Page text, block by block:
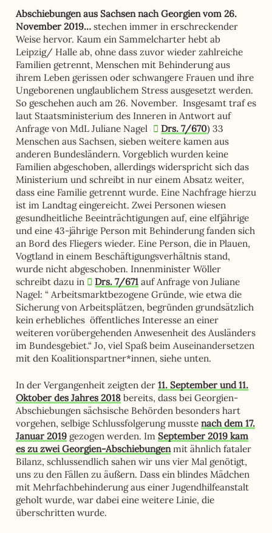
Abschiebungen aus Sachsen nach Georgien vom 26.
November 2019…stechen immer in erschreckender
Weise hervor. Kaum ein Sammelcharter hebt ab
Leipzig/ Halle ab, ohne dass zuvor wieder zahlreiche
Familien getrennt, Menschen mit Behinderung aus
ihrem Leben gerissen oder schwangere Frauen und ihre
Ungeborenen unglaublichem Stress ausgesetzt werden.
So geschehen auch am 26. November. Insgesamt traf es
laut Staatsministerium des Inneren in Antwort auf
Anfrage von MdL Juliane Nagel (
Drs. 7/670) 33
Menschen aus Sachsen, sieben weitere kamen aus
anderen Bundesländern. Vorgeblich wurden keine
Familien abgeschoben, allerdings widerspricht sich das
Ministerium und schreibt in nur einem Absatz weiter,
dass eine Familie getrennt wurde. Eine Nachfrage hierzu
ist im Landtag eingereicht. Zwei Personen wiesen
gesundheitliche Beeinträchtigungen auf, eine elfjährige
und eine 43-jährige Person mit Behinderung fanden sich
an Bord des Fliegers wieder. Eine Person, die in Plauen,
Vogtland in einem Beschäftigungsverhältnis stand,
wurde nicht abgeschoben. Innenminister Wöller
schreibt dazu in
Drs. 7/671 auf Anfrage von Juliane
Nagel: “ Arbeitsmarktbezogene Gründe, wie etwa die
Sicherung von Arbeitsplätzen, begründen grundsätzlich
kein erhebliches öffentliches Interesse an einer
weiteren vorübergehenden Anwesenheit des Ausländers
im Bundesgebiet.“ Jo, viel Spaß beim Auseinandersetzen
mit den Koalitionspartner*innen, siehe unten.
In der Vergangenheit zeigten der 11. September und 11.
Oktober des Jahres 2018bereits, dass bei Georgien-
Abschiebungen sächsische Behörden besonders hart
vorgehen, selbige Schlussfolgerung musste nach dem 17.
Januar 2019gezogen werden. Im September 2019 kam
es zu zwei Georgien-Abschiebungenmit ähnlich fataler
Bilanz, schlussendlich sahen wir uns vier Mal genötigt,
uns zu den Fällen zu äußern. Dass ein blindes Mädchen
mit Mehrfachbehinderung aus einer Jugendhilfeanstalt
geholt wurde, war dabei eine weitere Linie, die
überschritten wurde.